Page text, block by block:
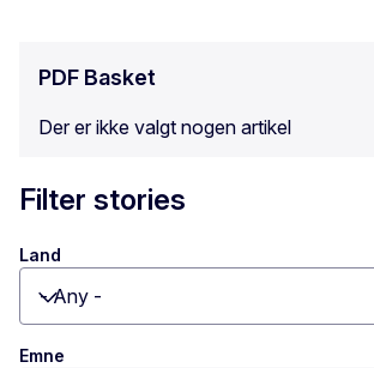
PDF Basket
Der er ikke valgt nogen artikel
Filter stories
Land
Toggle dropdown
Emne